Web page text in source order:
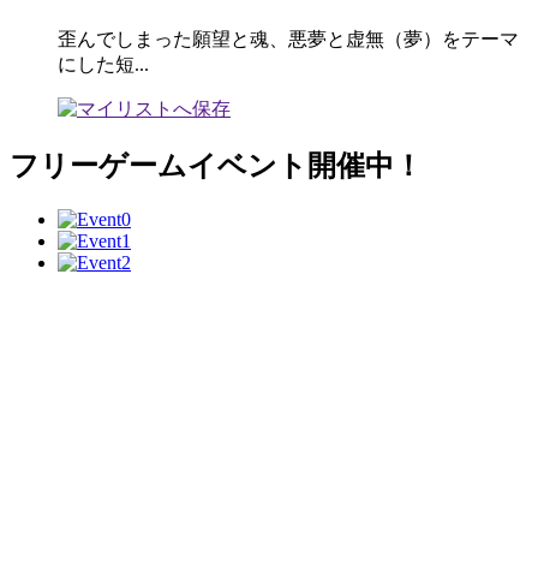
歪んでしまった願望と魂、悪夢と虚無（夢）をテーマ
にした短...
フリーゲームイベント開催中！